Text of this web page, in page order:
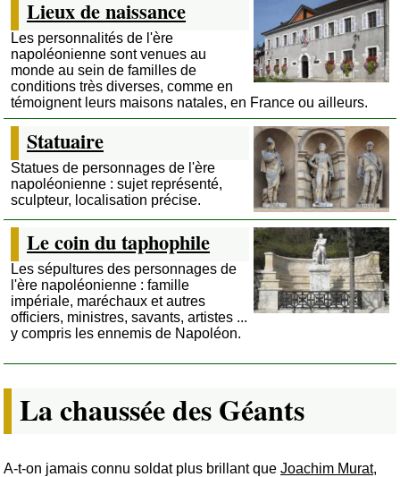
Lieux de naissance
Les personnalités de l'ère
napoléonienne sont venues au
monde au sein de familles de
conditions très diverses, comme en
témoignent leurs maisons natales, en France ou ailleurs.
Statuaire
Statues de personnages de l'ère
napoléonienne : sujet représenté,
sculpteur, localisation précise.
Le coin du taphophile
Les sépultures des personnages de
l'ère napoléonienne : famille
impériale, maréchaux et autres
officiers, ministres, savants, artistes ...
y compris les ennemis de Napoléon.
La chaussée des Géants
A-t-on jamais connu soldat plus brillant que Joachim Murat,